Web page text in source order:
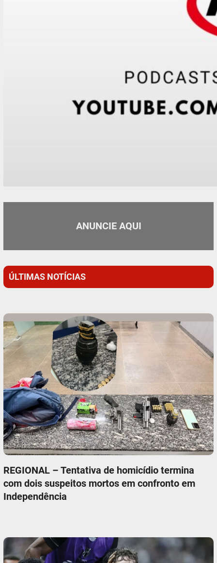
ANUNCIE AQUI
ÚLTIMAS NOTÍCIAS
REGIONAL – Tentativa de homicídio termina
com dois suspeitos mortos em confronto em
Independência